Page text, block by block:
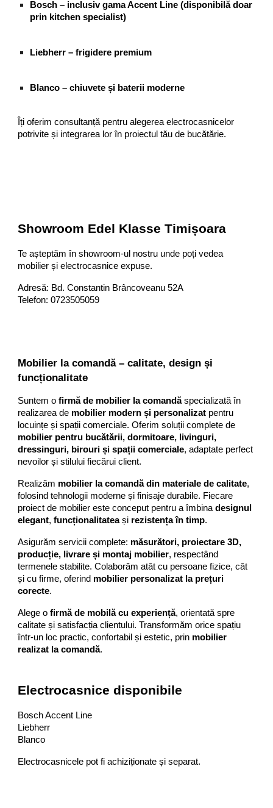
Bosch – inclusiv gama Accent Line (disponibilă doar
prin kitchen specialist)
Liebherr – frigidere premium
Blanco – chiuvete și baterii moderne
Îți oferim consultanță pentru alegerea electrocasnicelor
potrivite și integrarea lor în proiectul tău de bucătărie.
Showroom Edel Klasse Timișoara
Te așteptăm în showroom-ul nostru unde poți vedea
mobilier și electrocasnice expuse.
Adresă: Bd. Constantin Brâncoveanu 52A
Telefon: 0723505059
Mobilier la comandă – calitate, design și
funcționalitate
Suntem ofirmă de mobilier la comandăspecializată în
realizarea de mobilier modern și personalizat pentru
locuințe și spații comerciale. Oferim soluții complete de
mobilier pentru bucătării, dormitoare, livinguri,
dressinguri, birouri și spații comerciale, adaptate perfect
nevoilor și stilului fiecărui client.
Realizăm mobilier la comandă din materiale de calitate,
folosind tehnologii moderne și finisaje durabile. Fiecare
proiect de mobilier este conceput pentru a îmbinadesignul
elegant,funcționalitateași rezistența în timp.
Asigurăm servicii complete: măsurători, proiectare 3D,
producție, livrare și montaj mobilier, respectând
termenele stabilite. Colaborăm atât cu persoane fizice, cât
și cu firme, oferind mobilier personalizat la prețuri
corecte.
Alege ofirmă de mobilă cu experiență, orientată spre
calitate și satisfacția clientului. Transformăm orice spațiu
într-un loc practic, confortabil și estetic, prin mobilier
realizat la comandă.
Electrocasnice disponibile
Bosch Accent Line
Liebherr
Blanco
Electrocasnicele pot fi achiziționate și separat.